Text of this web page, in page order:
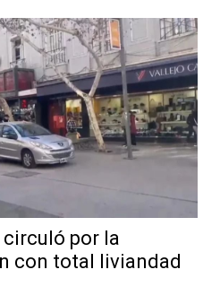
circuló por la
con total liviandad